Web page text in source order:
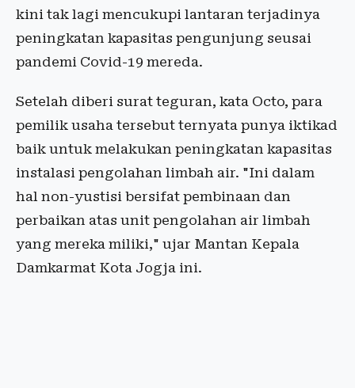
kini tak lagi mencukupi lantaran terjadinya
peningkatan kapasitas pengunjung seusai
pandemi Covid-19 mereda.
Setelah diberi surat teguran, kata Octo, para
pemilik usaha tersebut ternyata punya iktikad
baik untuk melakukan peningkatan kapasitas
instalasi pengolahan limbah air. "Ini dalam
hal non-yustisi bersifat pembinaan dan
perbaikan atas unit pengolahan air limbah
yang mereka miliki," ujar Mantan Kepala
Damkarmat Kota Jogja ini.